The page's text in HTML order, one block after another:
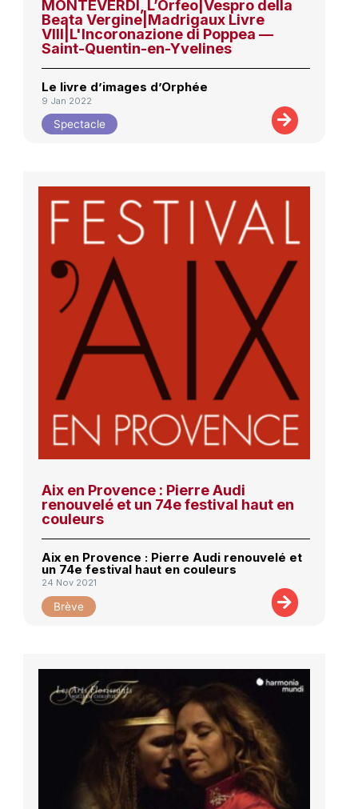
MONTEVERDI, L’Orfeo|Vespro della
Beata Vergine|Madrigaux Livre
VIII|L'Incoronazione di Poppea —
Saint-Quentin-en-Yvelines
Le livre d’images d’Orphée
9 Jan 2022
Spectacle
Aix en Provence : Pierre Audi
renouvelé et un 74e festival haut en
couleurs
Aix en Provence : Pierre Audi renouvelé et
un 74e festival haut en couleurs
24 Nov 2021
Brève